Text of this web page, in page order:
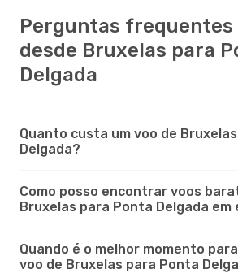
Perguntas frequentes
desde Bruxelas para
Delgada
Quanto custa um voo de
Delgada?
Como posso encontrar voos
Bruxelas para Ponta Delgada em
Quando é o melhor momento
voo de Bruxelas para Ponta